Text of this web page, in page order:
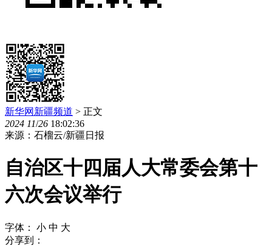
新华网新疆频道 > 正文
2024 11/26 18:02:36
来源：石榴云/新疆日报
自治区十四届人大常委会第十
六次会议举行
字体： 小 中 大
分享到：